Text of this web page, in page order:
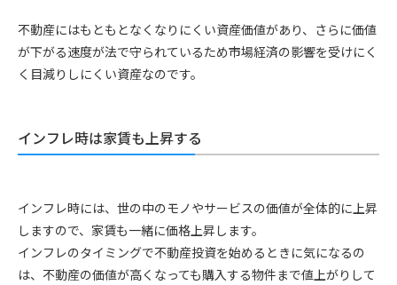
不動産にはもともとなくなりにくい資産価値があり、さらに価値
が下がる速度が法で守られているため市場経済の影響を受けにく
く目減りしにくい資産なのです。
インフレ時は家賃も上昇する
インフレ時には、世の中のモノやサービスの価値が全体的に上昇
しますので、家賃も一緒に価格上昇します。
インフレのタイミングで不動産投資を始めるときに気になるの
は、不動産の価値が高くなっても購入する物件まで値上がりして